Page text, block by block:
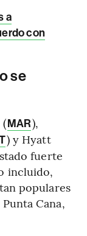
a
con
se
MAR),
) y Hyatt
fuerte
incluido,
populares
Cana,